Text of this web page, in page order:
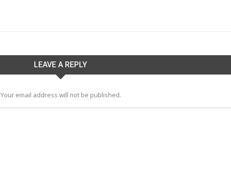
LEAVE A REPLY
Your email address will not be published.